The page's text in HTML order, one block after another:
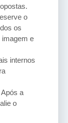
o
os
e
internos
Após a
o